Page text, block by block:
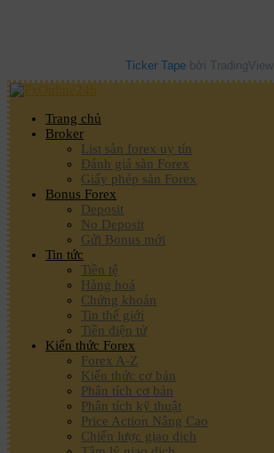
Ticker Tape bởi TradingView
Trang chủ
Broker
List sàn forex uy tín
Đánh giá sàn Forex
Giấy phép sàn Forex
Bonus Forex
Deposit
No Deposit
Gửi Bonus mới
Tin tức
Tiền tệ
Hàng hoá
Chứng khoán
Tin thế giới
Tiền điện tử
Kiến thức Forex
Forex A-Z
Kiến thức cơ bản
Phân tích cơ bản
Phân tích kỹ thuật
Price Action Nâng Cao
Chiến lược giao dịch